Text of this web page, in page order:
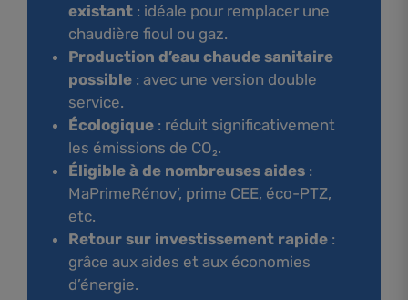
existant : idéale pour remplacer une
chaudière fioul ou gaz.
Production d’eau chaude sanitaire
possible : avec une version double
service.
Écologique : réduit significativement
les émissions de CO₂.
Éligible à de nombreuses aides :
MaPrimeRénov’, prime CEE, éco-PTZ,
etc.
Retour sur investissement rapide :
grâce aux aides et aux économies
d’énergie.